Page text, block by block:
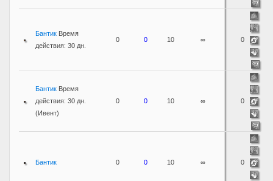
Бантик Время
действия: 30 дн.
0 0 10 ∞ 0
Бантик Время
действия: 30 дн.
(Ивент)
0 0 10 ∞ 0
Бантик 0 0 10 ∞ 0